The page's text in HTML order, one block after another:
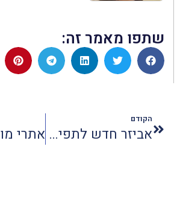
שתפו מאמר זה:
הקודם
אביזר חדש לתפילין משגע את המגזר הדתי